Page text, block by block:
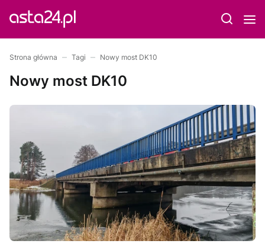
Strona główna Tagi Nowy most DK10
Nowy most DK10